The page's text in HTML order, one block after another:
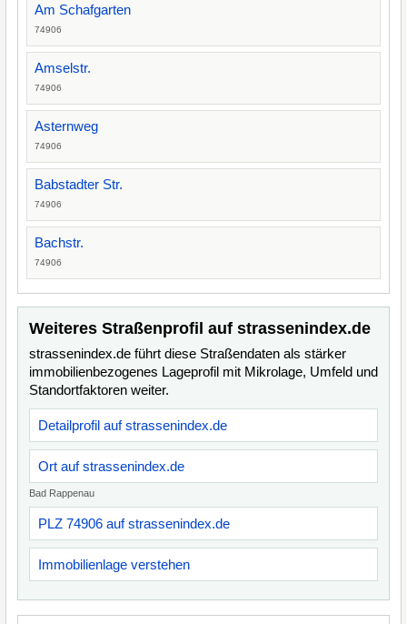
Am Schafgarten
74906
Amselstr.
74906
Asternweg
74906
Babstadter Str.
74906
Bachstr.
74906
Weiteres Straßenprofil auf strassenindex.de
strassenindex.de führt diese Straßendaten als stärker
immobilienbezogenes Lageprofil mit Mikrolage, Umfeld und
Standortfaktoren weiter.
Detailprofil auf strassenindex.de
Ort auf strassenindex.de
Bad Rappenau
PLZ 74906 auf strassenindex.de
Immobilienlage verstehen